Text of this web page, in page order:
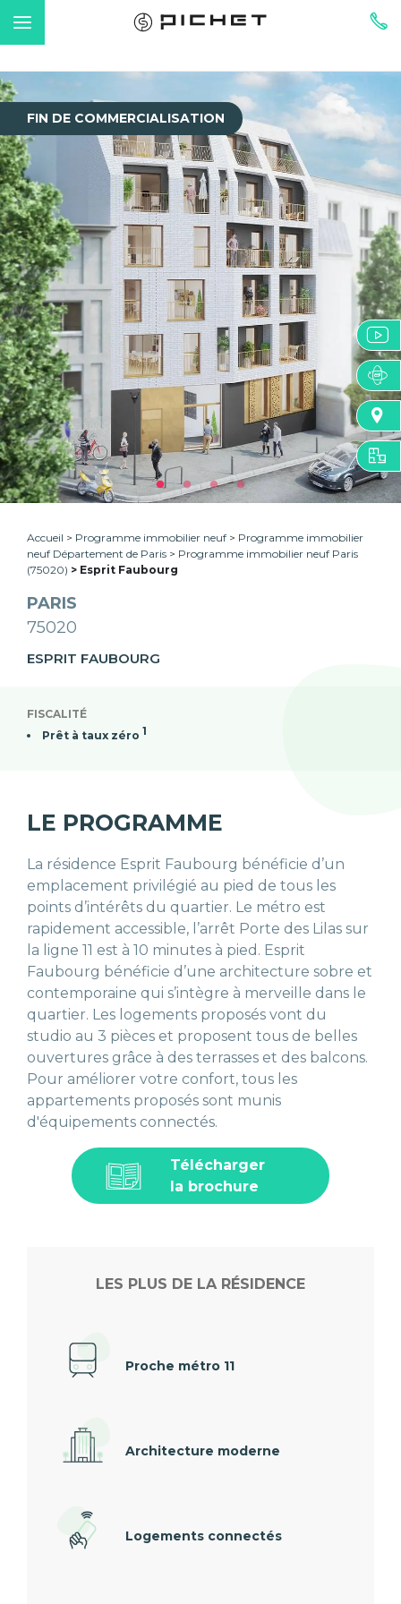
FIN DE COMMERCIALISATION
Accueil Programme immobilier neuf
Programme immobilier
neuf Département de Paris
Programme immobilier neuf Paris
(75020)
Esprit Faubourg
PARIS
75020
ESPRIT FAUBOURG
FISCALITÉ
Prêt à taux zéro 1
LE PROGRAMME
La résidence Esprit Faubourg bénéficie d’un
emplacement privilégié au pied de tous les
points d’intérêts du quartier. Le métro est
rapidement accessible, l’arrêt Porte des Lilas sur
la ligne 11 est à 10 minutes à pied. Esprit
Faubourg bénéficie d’une architecture sobre et
contemporaine qui s’intègre à merveille dans le
quartier. Les logements proposés vont du
studio au 3 pièces et proposent tous de belles
ouvertures grâce à des terrasses et des balcons.
Pour améliorer votre confort, tous les
appartements proposés sont munis
d'équipements connectés.
Télécharger
la brochure
LES PLUS DE LA RÉSIDENCE
Proche métro 11
Architecture moderne
Logements connectés